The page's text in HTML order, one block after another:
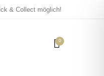
& Collect möglich!
0